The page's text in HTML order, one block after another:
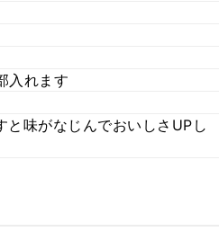
入れます
味がなじんでおいしさUPし